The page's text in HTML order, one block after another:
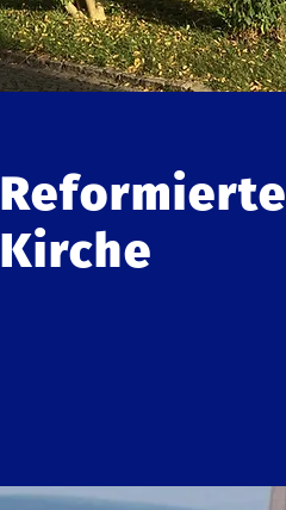
Reformierte
Kirche